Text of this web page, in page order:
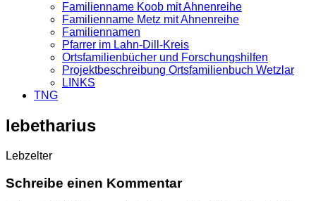
Familienname Koob mit Ahnenreihe
Familienname Metz mit Ahnenreihe
Familiennamen
Pfarrer im Lahn-Dill-Kreis
Ortsfamilienbücher und Forschungshilfen
Projektbeschreibung Ortsfamilienbuch Wetzlar
LINKS
TNG
lebetharius
Lebzelter
Schreibe einen Kommentar